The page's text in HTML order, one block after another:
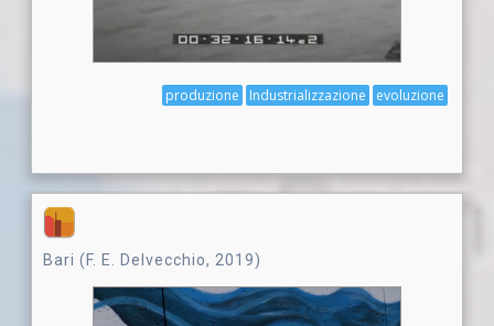
evoluzione
Industrializzazione
produzione
Bari (F. E. Delvecchio, 2019)